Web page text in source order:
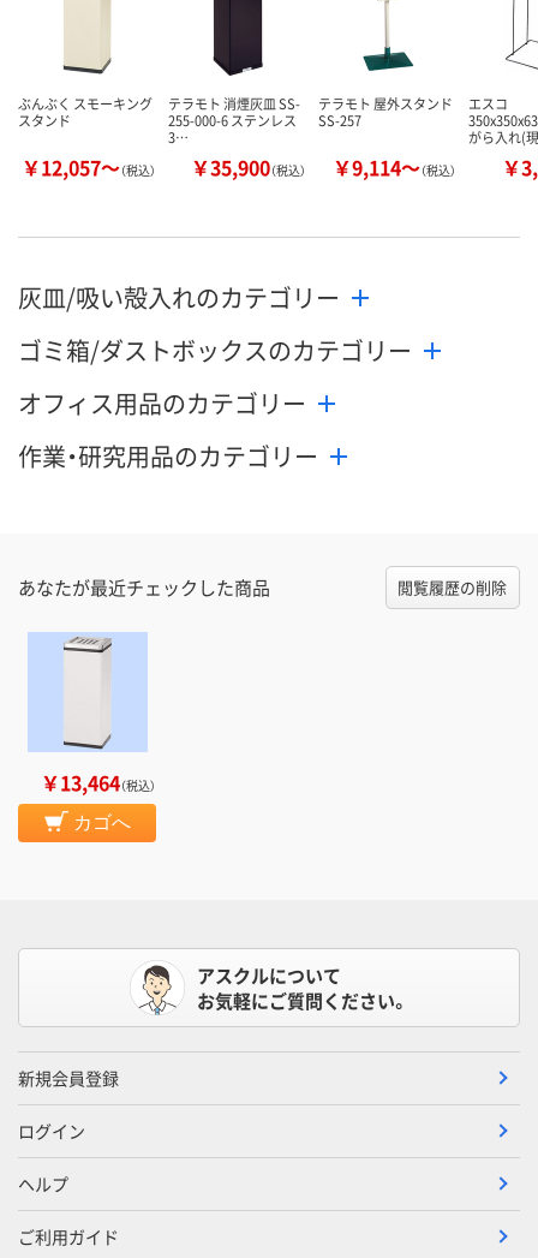
ぶんぶく スモーキング
スタンド
￥12,057～（税込）
テラモト 消煙灰皿 SS-
255-000-6 ステンレス
3…
￥35,900（税込）
テラモト 屋外スタンド
SS-257
￥9,114～（税込）
エスコ
がら入れ(
￥
灰皿/吸い殻入れのカテゴリー
ゴミ箱/ダストボックスのカテゴリー
オフィス用品のカテゴリー
作業・研究用品のカテゴリー
あなたが最近チェックした商品 閲覧履歴の削除
￥13,464（税込）
カゴへ
アスクルについて
お気軽にご質問ください。
新規会員登録
ログイン
ヘルプ
ご利用ガイド